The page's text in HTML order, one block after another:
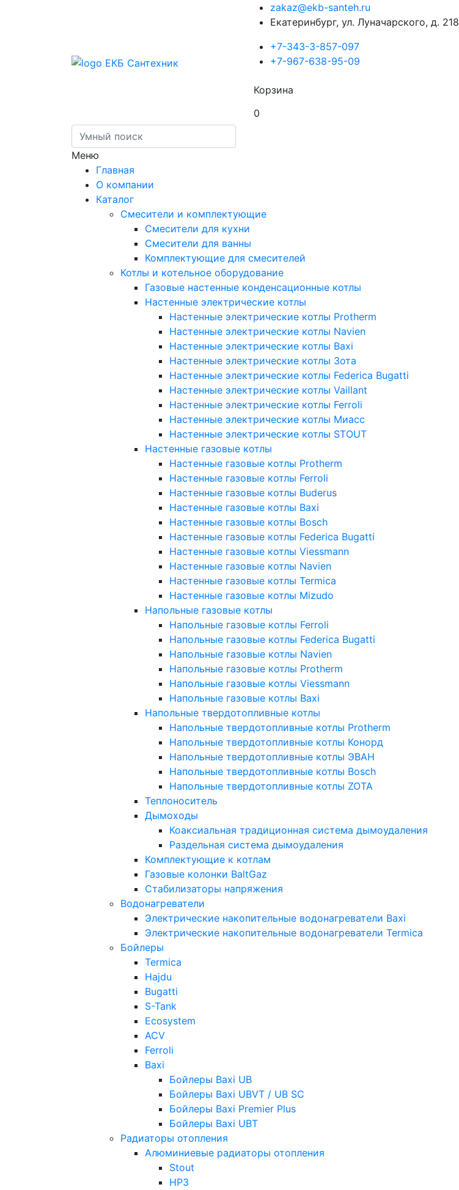
zakaz@ekb-santeh.ru
Екатеринбург, ул. Луначарского, д. 218
+7-343-3-857-097
+7-967-638-95-09
Корзина
0
Меню
Главная
О компании
Каталог
Смесители и комплектующие
Смесители для кухни
Смесители для ванны
Комплектующие для смесителей
Котлы и котельное оборудование
Газовые настенные конденсационные котлы
Настенные электрические котлы
Настенные электрические котлы Protherm
Настенные электрические котлы Navien
Настенные электрические котлы Baxi
Настенные электрические котлы Зота
Настенные электрические котлы Federica Bugatti
Настенные электрические котлы Vaillant
Настенные электрические котлы Ferroli
Настенные электрические котлы Миасс
Настенные электрические котлы STOUT
Настенные газовые котлы
Настенные газовые котлы Protherm
Настенные газовые котлы Ferroli
Настенные газовые котлы Buderus
Настенные газовые котлы Baxi
Настенные газовые котлы Bosch
Настенные газовые котлы Federica Bugatti
Настенные газовые котлы Viessmann
Настенные газовые котлы Navien
Настенные газовые котлы Termica
Настенные газовые котлы Mizudo
Напольные газовые котлы
Напольные газовые котлы Ferroli
Напольные газовые котлы Federica Bugatti
Напольные газовые котлы Navien
Напольные газовые котлы Protherm
Напольные газовые котлы Viessmann
Напольные газовые котлы Baxi
Напольные твердотопливные котлы
Напольные твердотопливные котлы Protherm
Напольные твердотопливные котлы Конорд
Напольные твердотопливные котлы ЭВАН
Напольные твердотопливные котлы Bosch
Напольные твердотопливные котлы ZOTA
Теплоноситель
Дымоходы
Коаксиальная традиционная система дымоудаления
Раздельная система дымоудаления
Комплектующие к котлам
Газовые колонки BaltGaz
Стабилизаторы напряжения
Водонагреватели
Электрические накопительные водонагреватели Baxi
Электрические накопительные водонагреватели Termica
Бойлеры
Termica
Hajdu
Bugatti
S-Tank
Ecosystem
ACV
Ferroli
Baxi
Бойлеры Baxi UB
Бойлеры Baxi UBVT / UB SC
Бойлеры Baxi Premier Plus
Бойлеры Baxi UBT
Радиаторы отопления
Алюминиевые радиаторы отопления
Stout
НРЗ